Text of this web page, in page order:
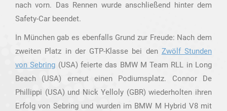
nach vorn. Das Rennen wurde anschließend hinter dem
Safety-Car beendet.
In München gab es ebenfalls Grund zur Freude: Nach dem
zweiten Platz in der GTP-Klasse bei den Zwölf Stunden
von Sebring (USA) feierte das BMW M Team RLL in Long
Beach (USA) erneut einen Podiumsplatz. Connor De
Phillippi (USA) und Nick Yelloly (GBR) wiederholten ihren
Erfolg von Sebring und wurden im BMW M Hybrid V8 mit